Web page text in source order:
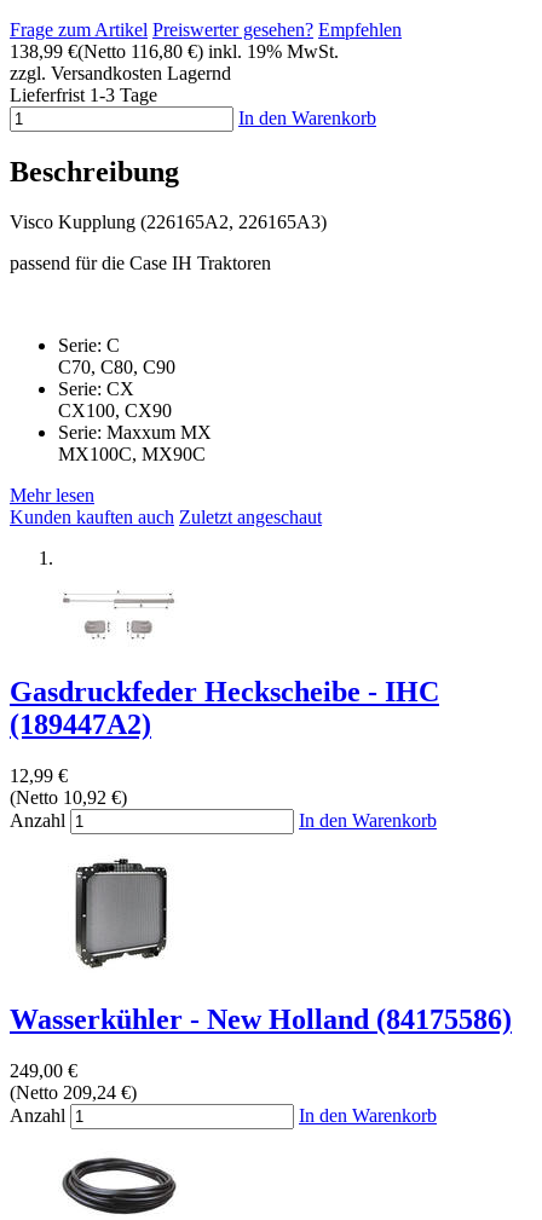
Frage zum Artikel Preiswerter gesehen? Empfehlen
138,99 €(Netto 116,80 €) inkl. 19% MwSt.
zzgl. Versandkosten Lagernd
Lieferfrist 1-3 Tage
In den Warenkorb
Beschreibung
Visco Kupplung (226165A2, 226165A3)
passend für die Case IH Traktoren
Serie: C
C70, C80, C90
Serie: CX
CX100, CX90
Serie: Maxxum MX
MX100C, MX90C
Mehr lesen
Kunden kauften auch Zuletzt angeschaut
Gasdruckfeder Heckscheibe - IHC
(189447A2)
12,99 €
(Netto 10,92 €)
Anzahl
In den Warenkorb
Wasserkühler - New Holland (84175586)
249,00 €
(Netto 209,24 €)
Anzahl
In den Warenkorb